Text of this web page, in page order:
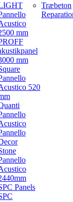
mm
mm
520
Panels
Træbeton